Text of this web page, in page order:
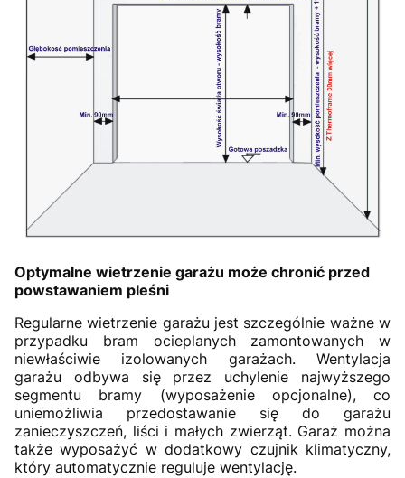
Optymalne wietrzenie garażu może chronić przed
powstawaniem pleśni
Regularne wietrzenie garażu jest szczególnie ważne w
przypadku bram ocieplanych zamontowanych w
niewłaściwie izolowanych garażach. Wentylacja
garażu odbywa się przez uchylenie najwyższego
segmentu bramy (wyposażenie opcjonalne), co
uniemożliwia przedostawanie się do garażu
zanieczyszczeń, liści i małych zwierząt. Garaż można
także wyposażyć w dodatkowy czujnik klimatyczny,
który automatycznie reguluje wentylację.